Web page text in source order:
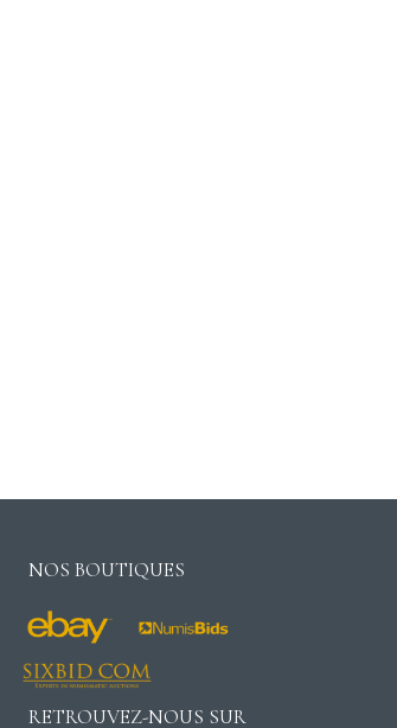
NOS BOUTIQUES
RETROUVEZ-NOUS SUR